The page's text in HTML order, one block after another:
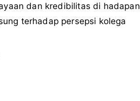
dan kredibilitas di hadapan
terhadap persepsi kolega